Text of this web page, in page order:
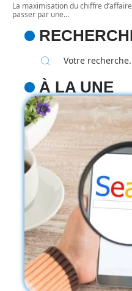
La maximisation du chiffre
passer par une…
À LA UNE